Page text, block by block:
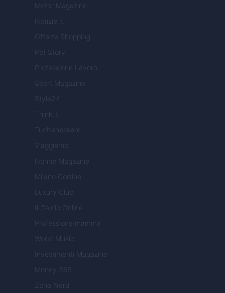
Motor Magazine
Notizie.it
Offerte Shopping
Pet Story
Professione Lavoro
Sport Magazine
Style24
Think.it
Tuobenessere
Viaggiamo
Nonne Magazine
Milano Cortina
Luxury Club
Il Calcio Online
Professione mamma
World Music
Investimenti Magazine
Money 365
Zona Nerd